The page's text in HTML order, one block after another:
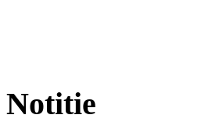
Notitie